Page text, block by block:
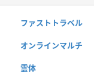
ファストトラベル
オンラインマルチ
霊体